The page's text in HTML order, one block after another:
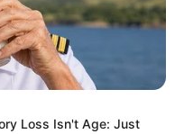
la victoire au
Loss Isn't Age: Just